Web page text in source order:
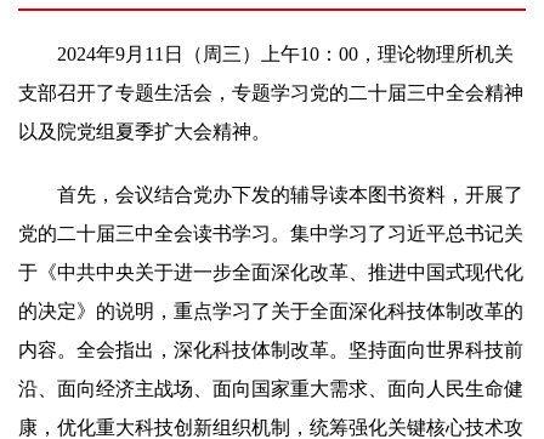
2024年9月11日（周三）上午10：00，理论物理所机关
支部召开了专题生活会，专题学习党的二十届三中全会精神
以及院党组夏季扩大会精神。
首先，会议结合党办下发的辅导读本图书资料，开展了
党的二十届三中全会读书学习。集中学习了习近平总书记关
于《中共中央关于进一步全面深化改革、推进中国式现代化
的决定》的说明，重点学习了关于全面深化科技体制改革的
内容。全会指出，深化科技体制改革。坚持面向世界科技前
沿、面向经济主战场、面向国家重大需求、面向人民生命健
康，优化重大科技创新组织机制，统筹强化关键核心技术攻